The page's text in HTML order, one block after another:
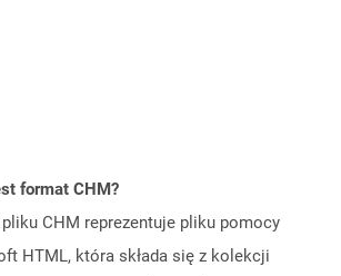
format CHM?
CHM reprezentuje pliku pomocy
HTML, która składa się z kolekcji